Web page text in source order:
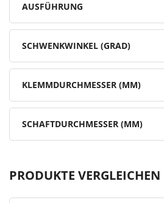
AUSFÜHRUNG
SCHWENKWINKEL (GRAD)
KLEMMDURCHMESSER (MM)
SCHAFTDURCHMESSER (MM)
PRODUKTE VERGLEICHEN